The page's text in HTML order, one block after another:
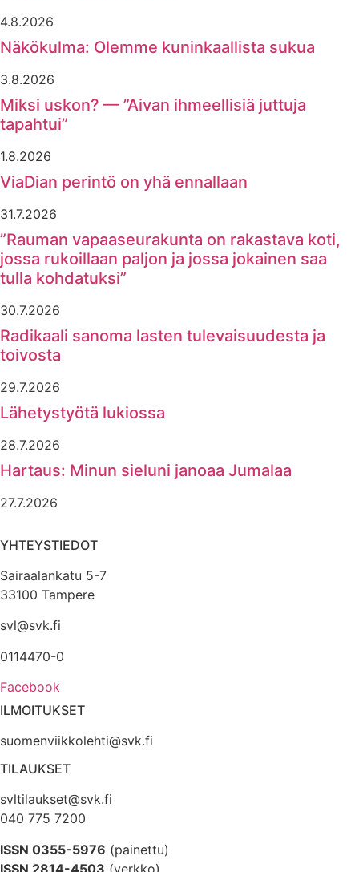
4.8.2026
Näkökulma: Olemme kuninkaallista sukua
3.8.2026
Miksi uskon? — ”Aivan ihmeellisiä juttuja
tapahtui”
1.8.2026
ViaDian perintö on yhä ennallaan
31.7.2026
”Rauman vapaaseurakunta on rakastava koti,
jossa rukoillaan paljon ja jossa jokainen saa
tulla kohdatuksi”
30.7.2026
Radikaali sanoma lasten tulevaisuudesta ja
toivosta
29.7.2026
Lähetystyötä lukiossa
28.7.2026
Hartaus: Minun sieluni janoaa Jumalaa
27.7.2026
YHTEYSTIEDOT
Sairaalankatu 5-7
33100 Tampere
svl@svk.fi
0114470-0
Facebook
ILMOITUKSET
suomenviikkolehti@svk.fi
TILAUKSET
svltilaukset@svk.fi
040 775 7200
ISSN 0355-5976 (painettu)
ISSN 2814-4503 (verkko)